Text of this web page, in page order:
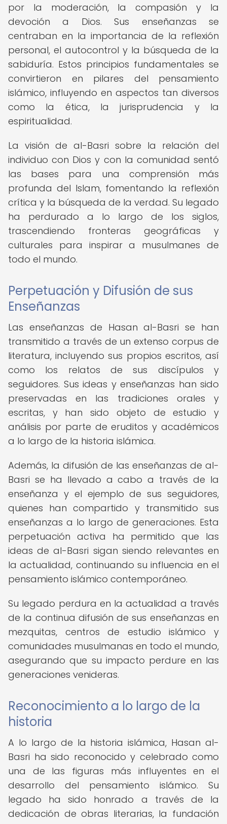
por la moderación, la compasión y la
devoción a Dios. Sus enseñanzas se
centraban en la importancia de la reflexión
personal, el autocontrol y la búsqueda de la
sabiduría. Estos principios fundamentales se
convirtieron en pilares del pensamiento
islámico, influyendo en aspectos tan diversos
como la ética, la jurisprudencia y la
espiritualidad.
La visión de al-Basri sobre la relación del
individuo con Dios y con la comunidad sentó
las bases para una comprensión más
profunda del Islam, fomentando la reflexión
crítica y la búsqueda de la verdad. Su legado
ha perdurado a lo largo de los siglos,
trascendiendo fronteras geográficas y
culturales para inspirar a musulmanes de
todo el mundo.
Perpetuación y Difusión de sus
Enseñanzas
Las enseñanzas de Hasan al-Basri se han
transmitido a través de un extenso corpus de
literatura, incluyendo sus propios escritos, así
como los relatos de sus discípulos y
seguidores. Sus ideas y enseñanzas han sido
preservadas en las tradiciones orales y
escritas, y han sido objeto de estudio y
análisis por parte de eruditos y académicos
a lo largo de la historia islámica.
Además, la difusión de las enseñanzas de al-
Basri se ha llevado a cabo a través de la
enseñanza y el ejemplo de sus seguidores,
quienes han compartido y transmitido sus
enseñanzas a lo largo de generaciones. Esta
perpetuación activa ha permitido que las
ideas de al-Basri sigan siendo relevantes en
la actualidad, continuando su influencia en el
pensamiento islámico contemporáneo.
Su legado perdura en la actualidad a través
de la continua difusión de sus enseñanzas en
mezquitas, centros de estudio islámico y
comunidades musulmanas en todo el mundo,
asegurando que su impacto perdure en las
generaciones venideras.
Reconocimiento a lo largo de la
historia
A lo largo de la historia islámica, Hasan al-
Basri ha sido reconocido y celebrado como
una de las figuras más influyentes en el
desarrollo del pensamiento islámico. Su
legado ha sido honrado a través de la
dedicación de obras literarias, la fundación